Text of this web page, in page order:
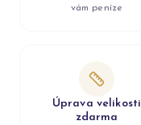
vám peníze
Úprava velikosti
zdarma